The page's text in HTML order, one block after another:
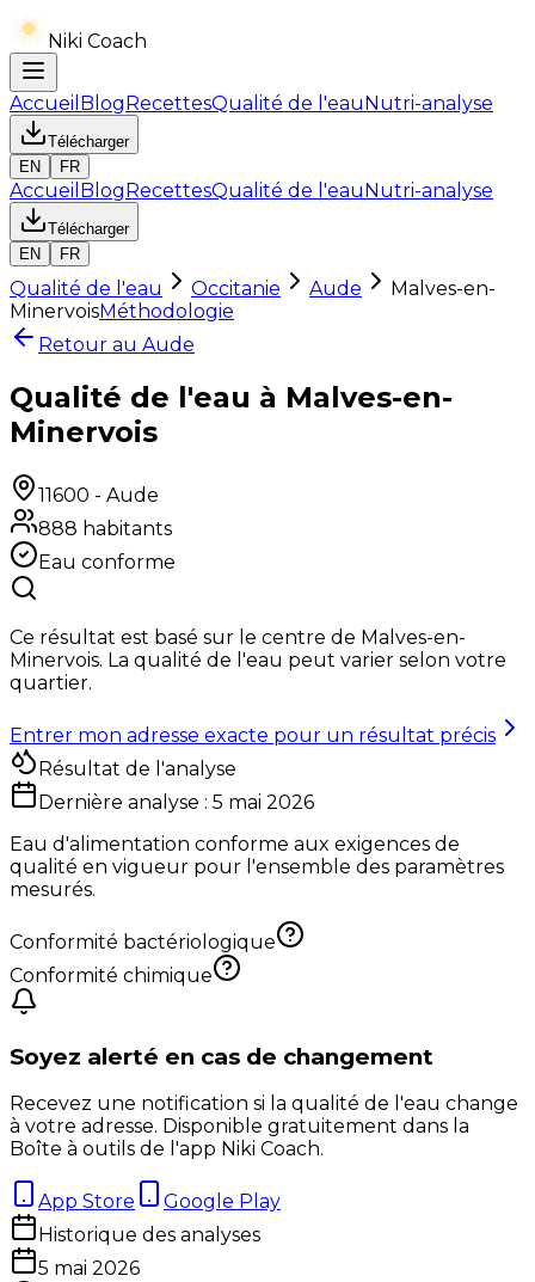
Niki Coach
Accueil BlogRecettesQualité de l'eauNutri-analyse
Télécharger
EN
FR
Accueil BlogRecettesQualité de l'eauNutri-analyse
Télécharger
EN
FR
Qualité de l'eau Occitanie Aude
Malves-en-
MinervoisMéthodologie
Retour au Aude
Qualité de l'eau à Malves-en-
Minervois
11600 - Aude
888 habitants
Eau conforme
Ce résultat est basé sur le centre de Malves-en-
Minervois. La qualité de l'eau peut varier selon votre
quartier.
Entrer mon adresse exacte pour un résultat précis
Résultat de l'analyse
Dernière analyse : 5 mai 2026
Eau d'alimentation conforme aux exigences de
qualité en vigueur pour l'ensemble des paramètres
mesurés.
Conformité bactériologique
Conformité chimique
Soyez alerté en cas de changement
Recevez une notification si la qualité de l'eau change
à votre adresse. Disponible gratuitement dans la
Boîte à outils de l'app Niki Coach.
App Store
Google Play
Historique des analyses
5 mai 2026